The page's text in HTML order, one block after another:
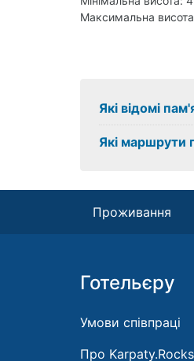
Максимальна
Які відомі
Які маршрути
Проживання
Готельєру
Умови співпраці
Про Karpaty.Rocks